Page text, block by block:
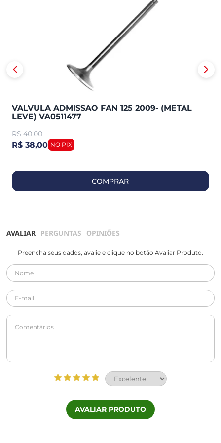
VALVULA ADMISSAO FAN 125 2009- (METAL
LEVE) VA0511477
R$ 40,00
R$ 38,00
COMPRAR
AVALIAR PERGUNTAS OPINIÕES
Preencha seus dados, avalie e clique no botão Avaliar Produto.
AVALIAR PRODUTO